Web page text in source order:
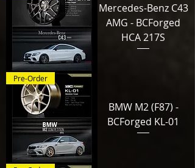
Mercedes-Benz C43
AMG - BCForged
HCA 217S
Pre-Order
BMW M2 (F87) -
BCForged KL-01